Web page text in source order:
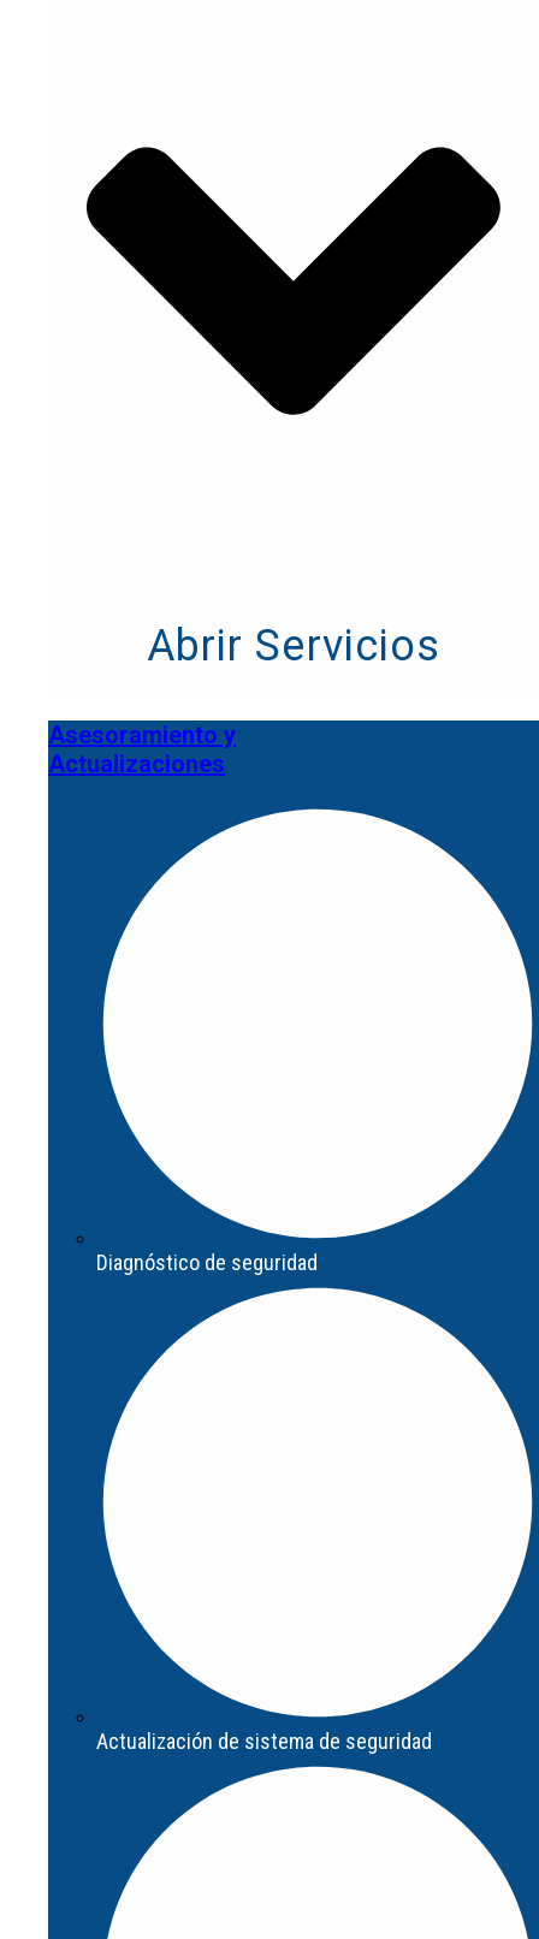
Abrir Servicios
Asesoramiento y
Actualizaciones
Diagnóstico de seguridad
Actualización de sistema de seguridad
Abrir Servicios
Asesoramiento y
Actualizaciones
Diagnóstico de seguridad
Actualización de sistema de seguridad